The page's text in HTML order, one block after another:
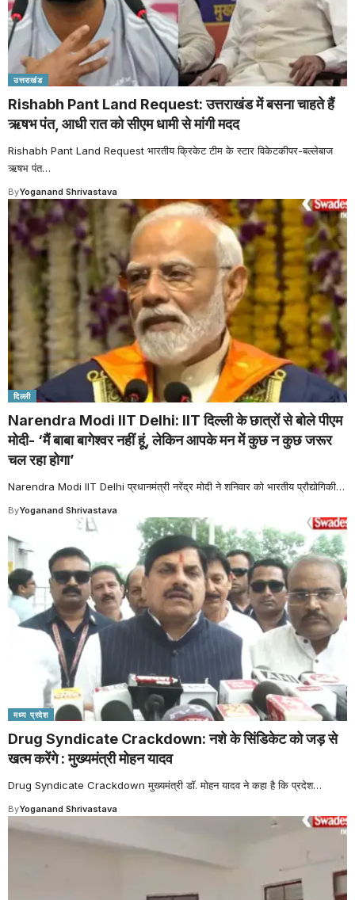
उत्तराखंड
Rishabh Pant Land Request: उत्तराखंड में बसना चाहते हैं
ऋषभ पंत, आधी रात को सीएम धामी से मांगी मदद
Rishabh Pant Land Request भारतीय क्रिकेट टीम के स्टार विकेटकीपर-बल्लेबाज
ऋषभ पंत…
ByYoganand Shrivastava
दिल्ली
Narendra Modi IIT Delhi: IIT दिल्ली के छात्रों से बोले पीएम
मोदी- ‘मैं बाबा बागेश्वर नहीं हूं, लेकिन आपके मन में कुछ न कुछ जरूर
चल रहा होगा’
Narendra Modi IIT Delhi प्रधानमंत्री नरेंद्र मोदी ने शनिवार को भारतीय प्रौद्योगिकी…
ByYoganand Shrivastava
मध्य प्रदेश
Drug Syndicate Crackdown: नशे के सिंडिकेट को जड़ से
खत्म करेंगे : मुख्यमंत्री मोहन यादव
Drug Syndicate Crackdown मुख्यमंत्री डॉ. मोहन यादव ने कहा है कि प्रदेश…
ByYoganand Shrivastava